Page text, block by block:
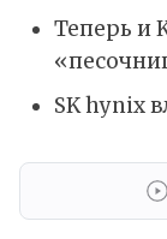
Теперь и
SK hynix